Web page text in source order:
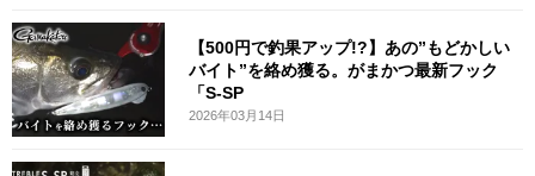
【500円で釣果アップ!?】あの”もどかしい
バイト”を絡め獲る。がまかつ最新フック
「S-SP
2026年03月14日